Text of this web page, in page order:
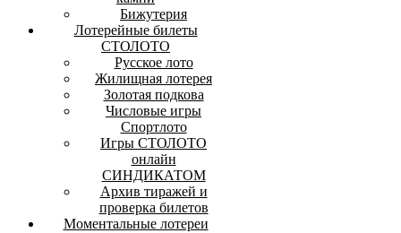
Бижутерия
Лотерейные билеты
СТОЛОТО
Русское лото
Жилищная лотерея
Золотая подкова
Числовые игры
Спортлото
Игры СТОЛОТО
онлайн
СИНДИКАТОМ
Архив тиражей и
проверка билетов
Моментальные лотереи